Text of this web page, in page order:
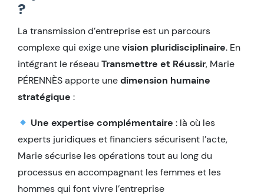
?
La transmission d’entreprise est un parcours
complexe qui exige unevision pluridisciplinaire. En
intégrant le réseau Transmettre et Réussir, Marie
PÉRENNÈS apporte unedimension humaine
stratégique :
Une expertise complémentaire : là où les
experts juridiques et financiers sécurisent l’acte,
Marie sécurise les opérations tout au long du
processus en accompagnant les femmes et les
hommes qui font vivre l’entreprise